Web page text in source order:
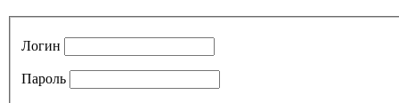
Логин
Пароль